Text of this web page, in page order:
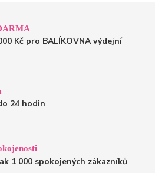
Kč pro BALÍKOVNA výdejní
24 hodin
1 000 spokojených zákazníků